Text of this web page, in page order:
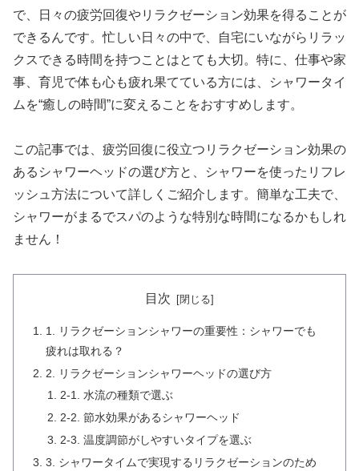
で、日々の疲労回復やリラクゼーション効果を得ることが
できるんです。忙しい日々の中で、自宅にいながらリラッ
クスできる時間を持つことはとても大切。特に、仕事や家
事、育児で体も心も疲れ果てている方には、シャワータイ
ムを“癒しの時間”に変えることをおすすめします。
この記事では、疲労回復に役立つリラクゼーション効果の
あるシャワーヘッドの選び方と、シャワーを使ったリフレ
ッシュ方法について詳しくご紹介します。簡単な工夫で、
シャワーがまるでスパのような特別な時間になるかもしれ
ません！
目次
1. リラクゼーションシャワーの重要性：シャワーでも
疲れは取れる？
2. リラクゼーションシャワーヘッドの選び方
2-1. 水流の種類で選ぶ
2-2. 節水効果があるシャワーヘッド
2-3. 温度調節がしやすいタイプを選ぶ
3. シャワータイムで実現するリラクゼーションのため